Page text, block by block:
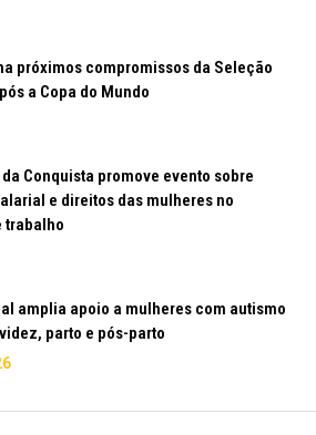
próximos compromissos da Seleção
a Copa do Mundo
da Conquista promove evento sobre
e direitos das mulheres no
trabalho
amplia apoio a mulheres com autismo
parto e pós-parto